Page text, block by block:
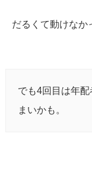
だるくて動けなか
でも4回目は年
まいかも。